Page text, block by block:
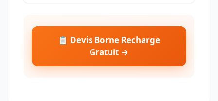
📋 Devis Borne Recharge
Gratuit →